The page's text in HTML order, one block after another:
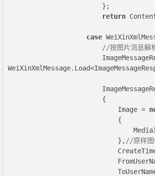
                        };
return
case
//按图片消息解
                        {
                            Image =
                            {
                            },
//原样图